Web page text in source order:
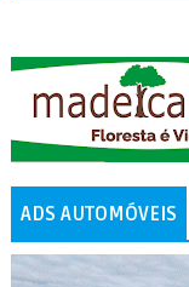
ADS AUTOMÓVEIS